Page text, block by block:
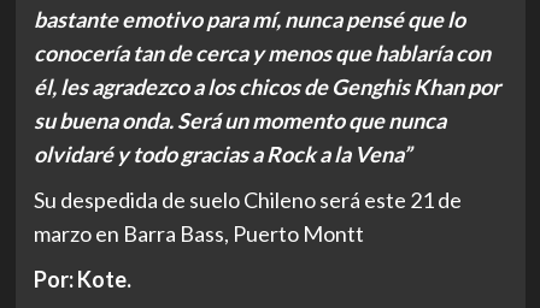
bastante emotivo para mí, nunca pensé que lo
conocería tan de cerca y menos que hablaría con
él, les agradezco a los chicos de Genghis Khan por
su buena onda. Será un momento que nunca
olvidaré y todo gracias a Rock a la Vena”
Su despedida de suelo Chileno será este 21 de
marzo en Barra Bass, Puerto Montt
Por: Kote.